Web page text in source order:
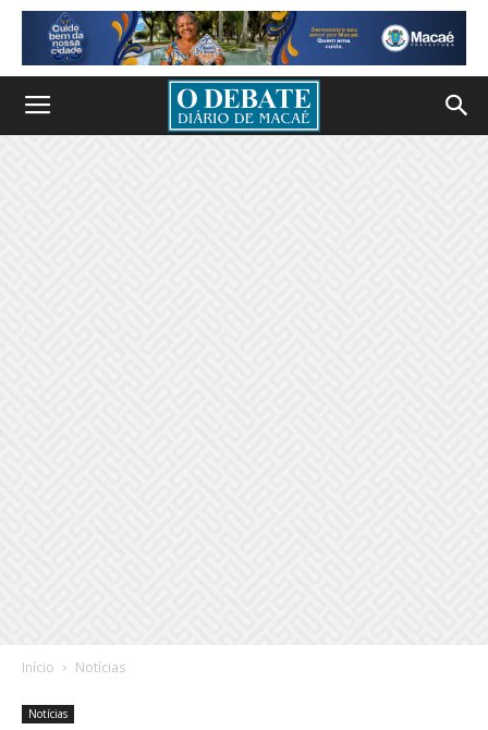
Início Notícias
Notícias